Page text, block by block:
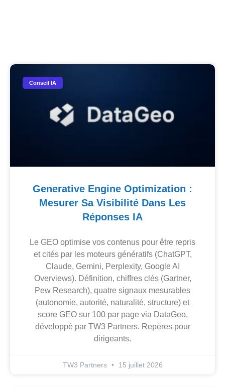
Conseil IA
Generative Engine Optimization :
Mesurer Sa Visibilité Dans Les
Réponses IA
Le GEO optimise vos contenus pour être repris
et cités par les moteurs génératifs (ChatGPT,
Claude, Gemini, Perplexity, Google AI
Overviews). Définition, chiffres clés (Gartner,
Pew Research), quatre signaux mesurables
(autonomie, autorité, naturalité, structure) et
score GEO sur 100 par page via DataGeo,
développé par TW3 Partners. Repères pour
dirigeants.
TW3 Partners 15 juillet 2026